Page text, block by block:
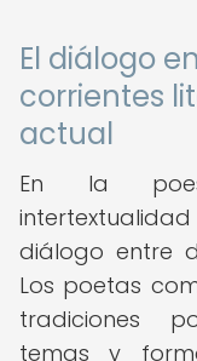
El diálogo
corrientes
actual
En la
diálogo entre
Los poetas
tradiciones
temas y